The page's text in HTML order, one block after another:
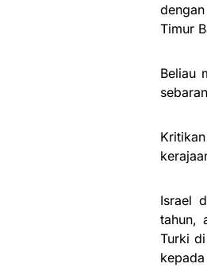
Timur
Beliau
Israel
tahun,
Turki